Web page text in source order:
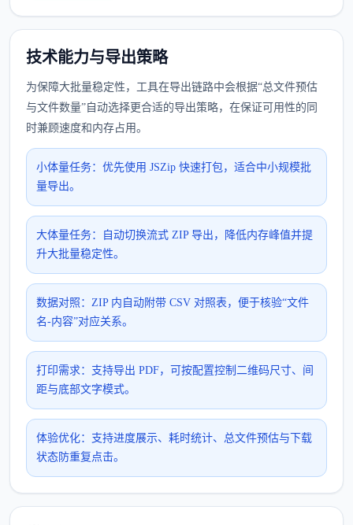
技术能力与导出策略
为保障大批量稳定性，工具在导出链路中会根据“总文件预估
与文件数量”自动选择更合适的导出策略，在保证可用性的同
时兼顾速度和内存占用。
小体量任务：优先使用 JSZip 快速打包，适合中小规模批
量导出。
大体量任务：自动切换流式 ZIP 导出，降低内存峰值并提
升大批量稳定性。
数据对照：ZIP 内自动附带 CSV 对照表，便于核验“文件
名-内容”对应关系。
打印需求：支持导出 PDF，可按配置控制二维码尺寸、间
距与底部文字模式。
体验优化：支持进度展示、耗时统计、总文件预估与下载
状态防重复点击。